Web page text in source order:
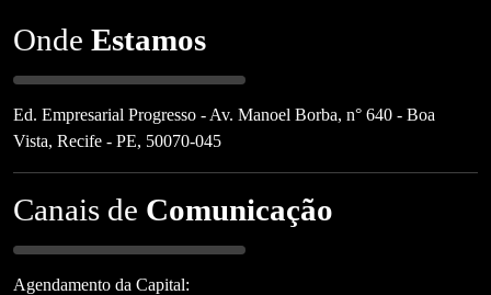
Onde Estamos
Ed. Empresarial Progresso - Av. Manoel Borba, n° 640 - Boa
Vista, Recife - PE, 50070-045
Canais de Comunicação
Agendamento da Capital: